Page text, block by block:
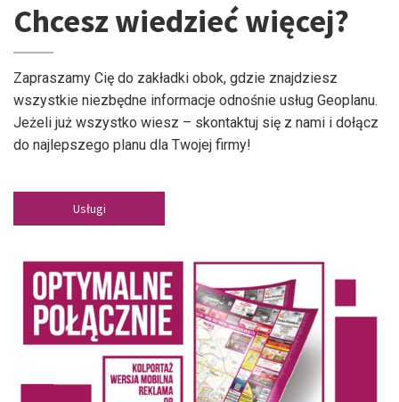
Chcesz wiedzieć więcej?
Zapraszamy Cię do zakładki obok, gdzie znajdziesz
wszystkie niezbędne informacje odnośnie usług Geoplanu.
Jeżeli już wszystko wiesz – skontaktuj się z nami i dołącz
do najlepszego planu dla Twojej firmy!
Usługi